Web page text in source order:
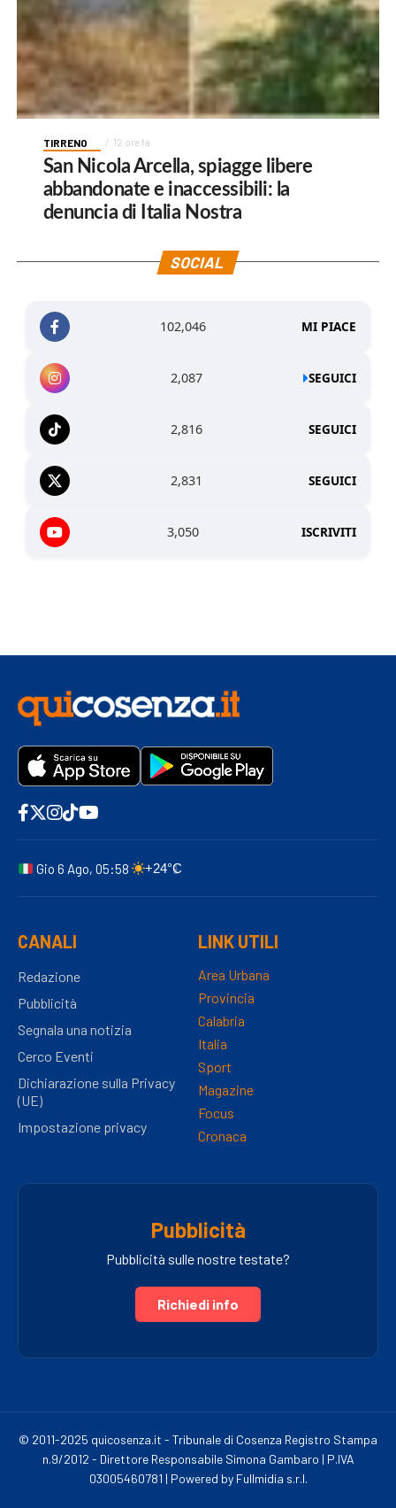
TIRRENO 12 ore fa
San Nicola Arcella, spiagge libere
abbandonate e inaccessibili: la
denuncia di Italia Nostra
SOCIAL
102,046 MI PIACE
2,087 SEGUICI
2,816 SEGUICI
2,831 SEGUICI
3,050 ISCRIVITI
Gio 6 Ago, 05:58 +24°C
CANALI
Redazione
Pubblicità
Segnala una notizia
Cerco Eventi
Dichiarazione sulla Privacy
(UE)
Impostazione privacy
LINK UTILI
Area Urbana
Provincia
Calabria
Italia
Sport
Magazine
Focus
Cronaca
Pubblicità
Pubblicità sulle nostre testate?
Richiedi info
© 2011-2025 quicosenza.it - Tribunale di Cosenza Registro Stampa
n.9/2012 - Direttore Responsabile Simona Gambaro | P.IVA
03005460781 | Powered by Fullmidia s.r.l.